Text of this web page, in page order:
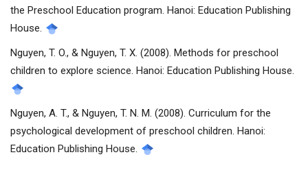
the Preschool Education program. Hanoi: Education Publishing
House.
Nguyen, T. O., & Nguyen, T. X. (2008). Methods for preschool
children to explore science. Hanoi: Education Publishing House.
Nguyen, A. T., & Nguyen, T. N. M. (2008). Curriculum for the
psychological development of preschool children. Hanoi:
Education Publishing House.